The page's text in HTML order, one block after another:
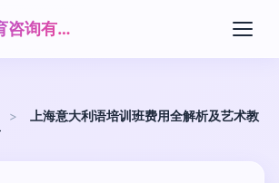
连云港恩才教育咨询有限公司
>
上海意大利语培训班费用全解析及艺术教